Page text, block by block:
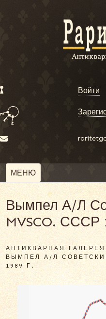
Войти
МЕНЮ
Вымпел А/Л
MVSCO. СССР
АНТИКВАРНАЯ
ВЫМПЕЛ А/Л
1989 Г.